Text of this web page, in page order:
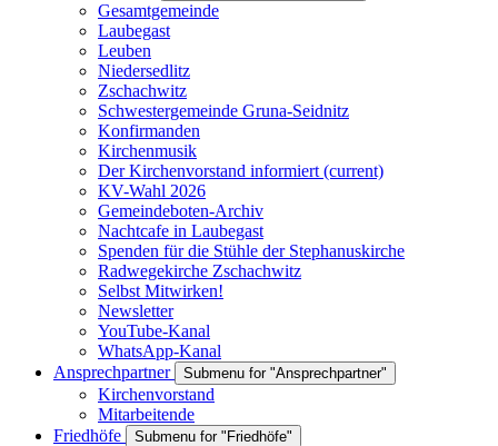
Gesamtgemeinde
Laubegast
Leuben
Niedersedlitz
Zschachwitz
Schwestergemeinde Gruna-Seidnitz
Konfirmanden
Kirchenmusik
Der Kirchenvorstand informiert (current)
KV-Wahl 2026
Gemeindeboten-Archiv
Nachtcafe in Laubegast
Spenden für die Stühle der Stephanuskirche
Radwegekirche Zschachwitz
Selbst Mitwirken!
Newsletter
YouTube-Kanal
WhatsApp-Kanal
Ansprechpartner
Submenu for "Ansprechpartner"
Kirchenvorstand
Mitarbeitende
Friedhöfe
Submenu for "Friedhöfe"